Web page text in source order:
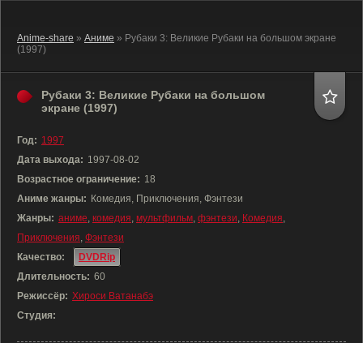
Anime-share » Аниме » Рубаки 3: Великие Рубаки на большом экране
(1997)
Рубаки 3: Великие Рубаки на большом
экране (1997)
Год: 1997
Дата выхода: 1997-08-02
Возрастное ограничение: 18
Аниме жанры: Комедия, Приключения, Фэнтези
Жанры: аниме, комедия, мультфильм, фэнтези, Комедия,
Приключения, Фэнтези
Качество:
DVDRip
Длительность: 60
Режиссёр: Хироси Ватанабэ
Студия: